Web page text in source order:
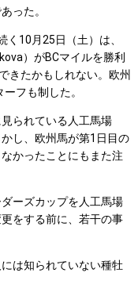
った。
10月25日（土）は、
）がBCマイルを勝利
きたかもしれない。欧州
フも制した。
られている人工馬場
し、欧州馬が第1日目の
かったことにもまた注
ーズカップを人工馬場
をする前に、若干の事
は知られていない種牡